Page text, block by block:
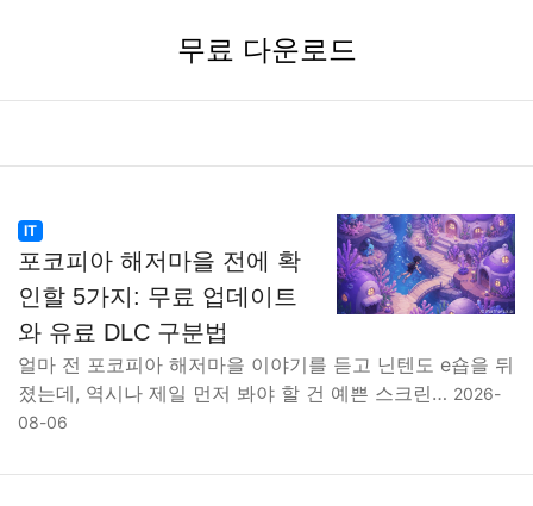
무료 다운로드
IT
포코피아 해저마을 전에 확
인할 5가지: 무료 업데이트
와 유료 DLC 구분법
얼마 전 포코피아 해저마을 이야기를 듣고 닌텐도 e숍을 뒤
졌는데, 역시나 제일 먼저 봐야 할 건 예쁜 스크린… 2026-
08-06